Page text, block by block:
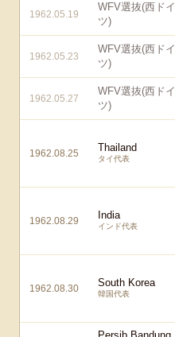
1962.05.19
WFV選抜(西ドイ
ツ)
1962.05.23
WFV選抜(西ドイ
ツ)
1962.05.27
WFV選抜(西ドイ
ツ)
1962.08.25 Thailand
タイ代表
1962.08.29 India
インド代表
1962.08.30 South Korea
韓国代表